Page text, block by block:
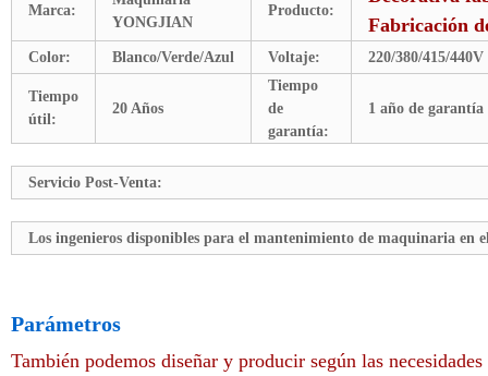
Marca:
YONGJIAN
Producto:
Fabricación
Color: Blanco/Verde/Azul Voltaje: 220/380/415/440V
Tiempo
útil:
20 Años
Tiempo
de
garantía:
1 año de garantía
Servicio Post-Venta:
Los ingenieros disponibles para el mantenimiento de maquinaria en
Parámetros
También podemos diseñar y producir según las